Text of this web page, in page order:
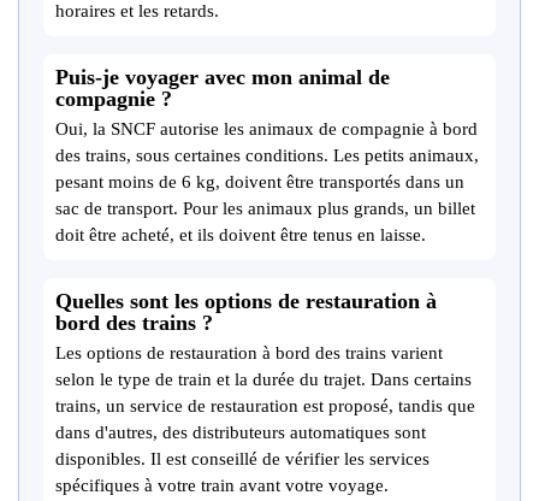
horaires et les retards.
Puis-je voyager avec mon animal de
compagnie ?
Oui, la SNCF autorise les animaux de compagnie à bord
des trains, sous certaines conditions. Les petits animaux,
pesant moins de 6 kg, doivent être transportés dans un
sac de transport. Pour les animaux plus grands, un billet
doit être acheté, et ils doivent être tenus en laisse.
Quelles sont les options de restauration à
bord des trains ?
Les options de restauration à bord des trains varient
selon le type de train et la durée du trajet. Dans certains
trains, un service de restauration est proposé, tandis que
dans d'autres, des distributeurs automatiques sont
disponibles. Il est conseillé de vérifier les services
spécifiques à votre train avant votre voyage.